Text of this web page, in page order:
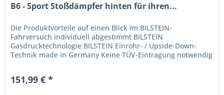
B6 - Sport Stoßdämpfer hinten für ihren...
Die Produktvorteile auf einen Blick Im BILSTEIN-
Fahrversuch individuell abgestimmt BILSTEIN
Gasdrucktechnologie BILSTEIN Einrohr- / Upside-Down-
Technik made in Germany Keine TÜV-Eintragung notwendig
151,99 € *